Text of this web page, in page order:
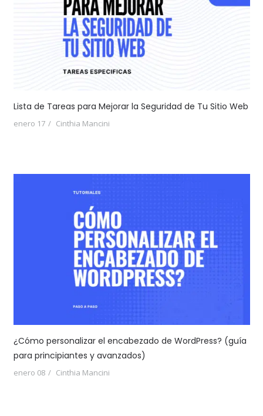
Lista de Tareas para Mejorar la Seguridad de Tu Sitio Web
enero 17 Cinthia Mancini
¿Cómo personalizar el encabezado de WordPress? (guía
para principiantes y avanzados)
enero 08 Cinthia Mancini